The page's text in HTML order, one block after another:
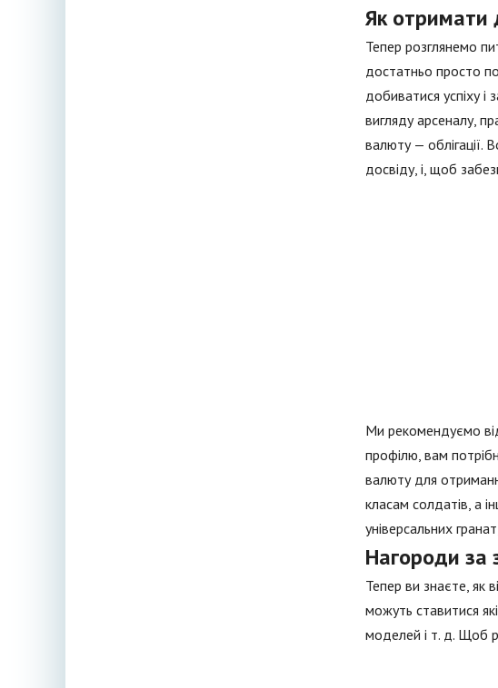
Як отримати
Тепер розглянемо
достатньо просто
добиватися успіху
вигляду арсеналу,
валюту — облігації.
досвіду, і, щоб
Ми рекомендуємо
профілю, вам
валюту для
класам солдатів, а
універсальних
Нагороди за
Тепер ви знаєте, як
можуть ставитися
моделей і т. д. Щоб